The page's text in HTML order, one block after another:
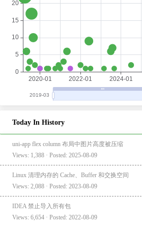
Today In History
uni-app flex column 布局中图片高度被压缩
Views: 1,388 · Posted: 2025-08-09
Linux 清理内存的 Cache、Buffer 和交换空间
Views: 2,088 · Posted: 2023-08-09
IDEA 禁止导入所有包
Views: 6,654 · Posted: 2022-08-09